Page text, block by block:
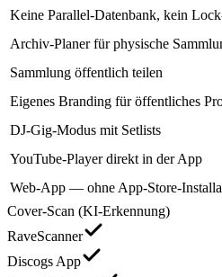
Keine Parallel-Datenbank, kein
Archiv-Planer für physische
Sammlung öffentlich teilen
Eigenes Branding für öffentliches
DJ-Gig-Modus mit Setlists
YouTube-Player direkt in der App
Web-App — ohne App-Store-
Cover-Scan (KI-Erkennung)
RaveScanner
Discogs App